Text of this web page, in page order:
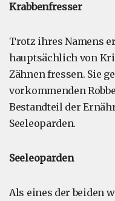
Krabbenfresser
Trotz ihres Namens
hauptsächlich von
Zähnen fressen. Sie
vorkommenden
Bestandteil der
Seeleoparden.
Seeleoparden
Als eines der beiden